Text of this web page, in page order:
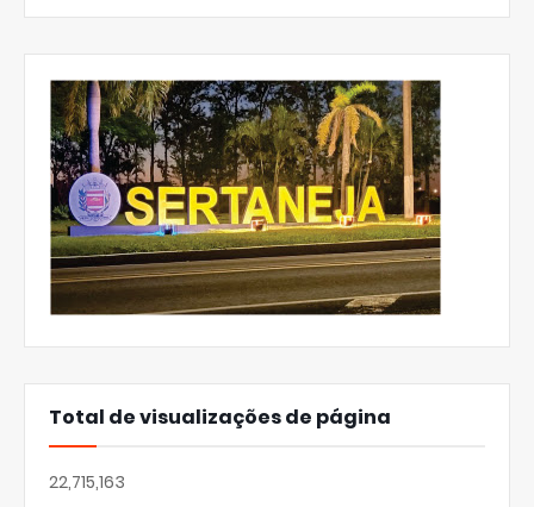
Total de visualizações de página
22,715,163